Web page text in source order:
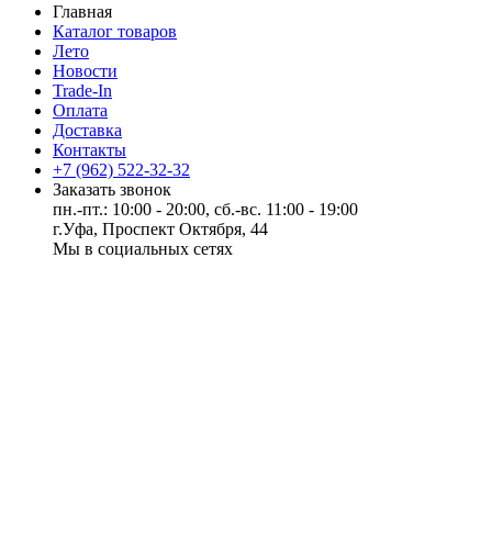
Главная
Каталог товаров
Лето
Новости
Trade-In
Оплата
Доставка
Контакты
+7 (962) 522-32-32
Заказать звонок
пн.-пт.: 10:00 - 20:00, сб.-вс. 11:00 - 19:00
г.Уфа, Проспект Октября, 44
Мы в социальных сетях